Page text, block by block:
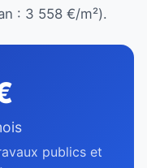
: 3 558 €/m²).
publics et